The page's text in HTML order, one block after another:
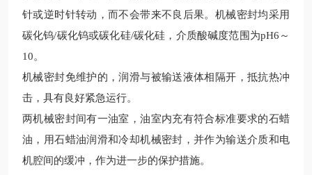
针或逆时针转动，而不会带来不良后果。机械密封均采用
碳化钨/碳化钨或碳化硅/碳化硅，介质酸碱度范围为pH6～
10。
机械密封免维护的，润滑与被输送液体相隔开，抵抗热冲
击，具有良好紧急运行。
两机械密封间有一油室，油室内充有符合标准要求的石蜡
油，用石蜡油润滑和冷却机械密封，并作为输送介质和电
机腔间的缓冲，作为进一步的保护措施。